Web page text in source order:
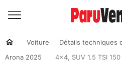
Voiture Détails techniques
Arona 2025
4x4, SUV 1.5 TSI